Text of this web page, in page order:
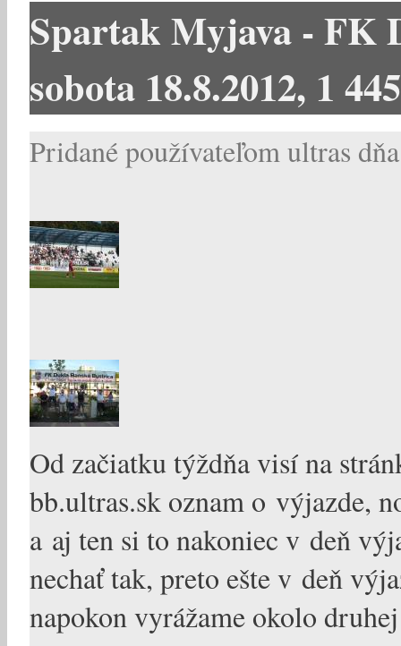
Spartak Myjava - FK
sobota 18.8.2012, 1
Pridané používateľom ultras
Od začiatku týždňa visí na
bb.ultras.sk oznam o výjazde,
a aj ten si to nakoniec v deň
nechať tak, preto ešte v deň
napokon vyrážame okolo